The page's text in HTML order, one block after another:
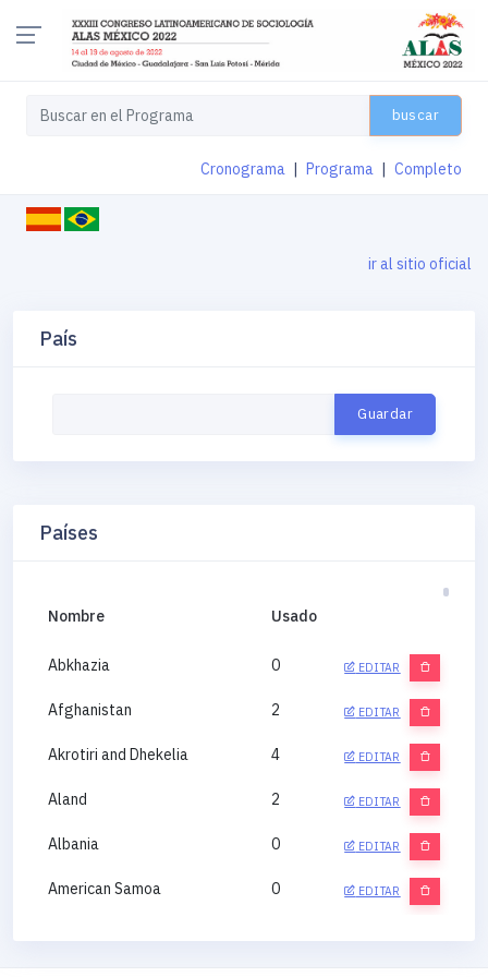
buscar
Cronograma Programa Completo
ir al sitio oficial
País
Países
Nombre Usado
Abkhazia 0 EDITAR
Afghanistan 2 EDITAR
Akrotiri and Dhekelia 4 EDITAR
Aland 2 EDITAR
Albania 0 EDITAR
American Samoa 0 EDITAR